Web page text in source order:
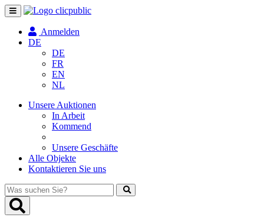
Navigation
umschalten
Anmelden
DE
DE
FR
EN
NL
Unsere Auktionen
In Arbeit
Kommend
Unsere Geschäfte
Alle Objekte
Kontaktieren Sie uns
Was
suchen
Sie?